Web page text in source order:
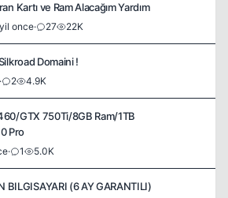
Kartı ve Ram Alacağım Yardım
once· 27 22K
Domaini !
· 2 4.9K
GTX 750Ti/8GB Ram/1TB
Pro
· 1 5.0K
BILGISAYARI (6 AY GARANTILI)